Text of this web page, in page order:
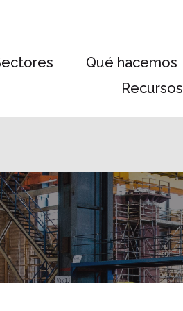
Qué hacemos
Recursos